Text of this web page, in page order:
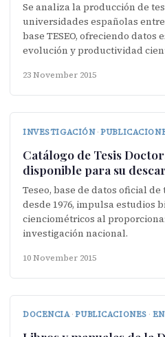
Se analiza la producción de
universidades españolas entre
base TESEO, ofreciendo
evolución y productividad
23 November 2015
INVESTIGACIÓN ·
Catálogo de Tesis
disponible para su
Teseo, base de datos oficial
desde 1976, impulsa estudios
cienciométricos al
investigación nacional.
10 November 2015
DOCENCIA · PUBLICACIONES ·